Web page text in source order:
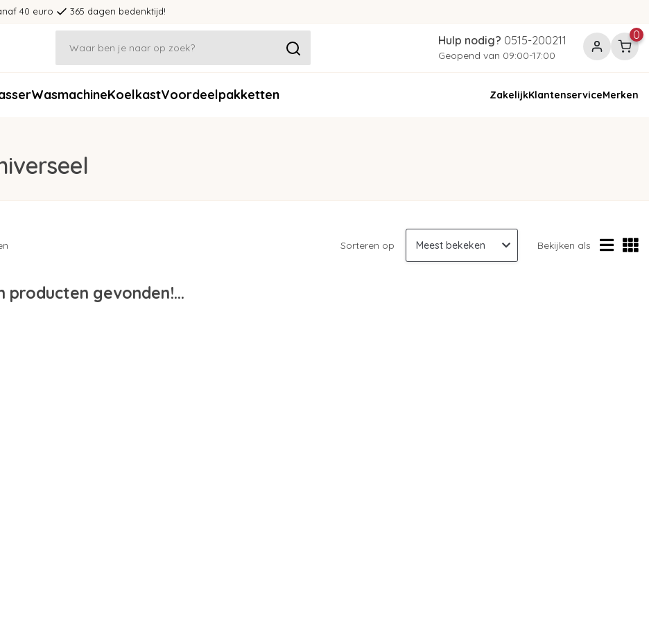
40 euro 365 dagen bedenktijd!
Hulp nodig? 0515-200211
Geopend van 09:00-17:00
0
WasmachineKoelkastVoordeelpakketten ZakelijkKlantenserviceMerken
Sorteren op Bekijken als
producten gevonden!...